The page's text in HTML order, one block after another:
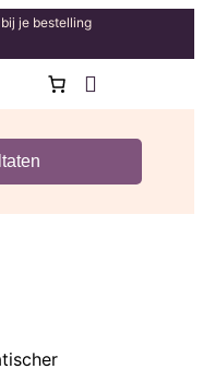
je bestelling